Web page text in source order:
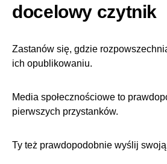
docelowy czytnik
Zastanów się, gdzie
ich opublikowaniu.
Media społecznościowe to
pierwszych przystanków.
Ty też prawdopodobnie wyślij